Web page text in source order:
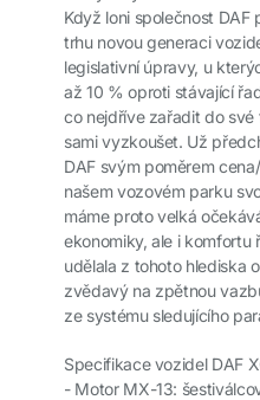
Když loni společnost DAF
trhu novou generaci
legislativní úpravy, u
až 10 % oproti stávající
co nejdříve zařadit do své
sami vyzkoušet. Už
DAF svým poměrem
našem vozovém parku
máme proto velká
ekonomiky, ale i komfortu
udělala z tohoto hlediska
zvědavý na zpětnou
ze systému sledujícího
Specifikace vozidel DAF
- Motor MX-13: